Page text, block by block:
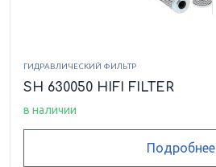
ГИДРАВЛИЧЕСКИЙ ФИЛЬТР
SH 630050 HIFI FILTER
в наличии
Подробнее